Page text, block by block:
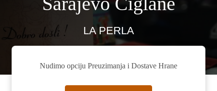
LA PERLA
Nudimo opciju Preuzimanja i Dostave Hrane